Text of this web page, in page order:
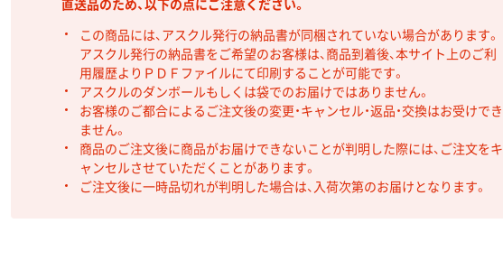
直送品のため、以下の点にご注意ください。
この商品には、アスクル発行の納品書が同梱されていない場合があります。
アスクル発行の納品書をご希望のお客様は、商品到着後、本サイト上のご利
用履歴よりＰＤＦファイルにて印刷することが可能です。
アスクルのダンボールもしくは袋でのお届けではありません。
お客様のご都合によるご注文後の変更・キャンセル・返品・交換はお受けでき
ません。
商品のご注文後に商品がお届けできないことが判明した際には、ご注文をキ
ャンセルさせていただくことがあります。
ご注文後に一時品切れが判明した場合は、入荷次第のお届けとなります。